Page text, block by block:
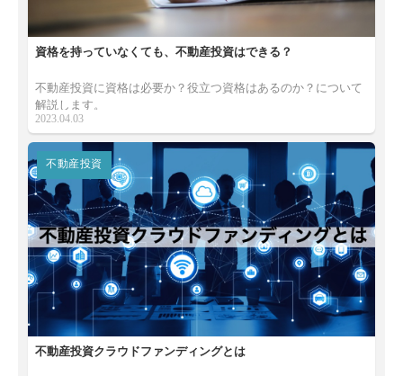
資格を持っていなくても、不動産投資はできる？
不動産投資に資格は必要か？役立つ資格はあるのか？について
解説します。
2023.04.03
不動産投資
不動産投資クラウドファンディングとは